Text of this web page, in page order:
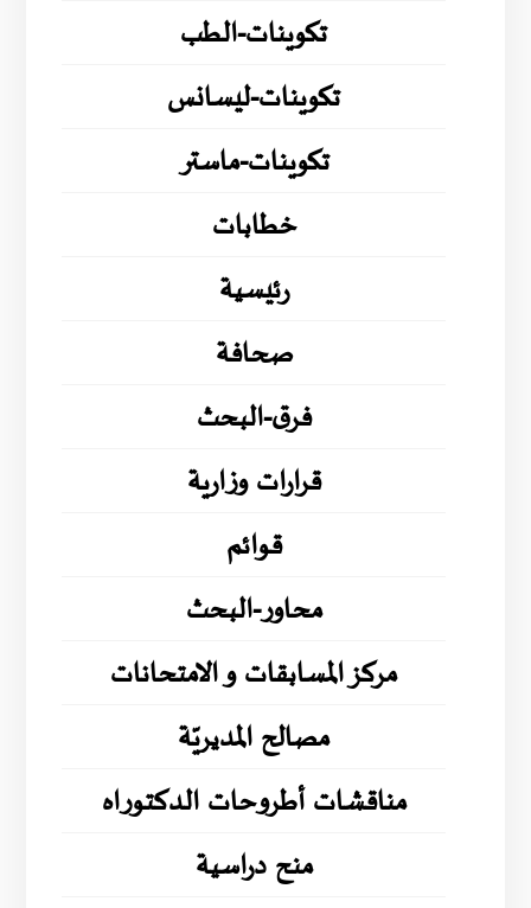
تكوينات-الطب
تكوينات-ليسانس
تكوينات-ماستر
خطابات
رئيسية
صحافة
فرق-البحث
قرارات وزارية
قوائم
محاور-البحث
مركز المسابقات و الامتحانات
مصالح المديريّة
مناقشات أطروحات الدكتوراه
منح دراسية